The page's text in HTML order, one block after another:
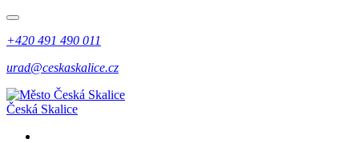
+420 491 490 011
urad@ceskaskalice.cz
Česká Skalice